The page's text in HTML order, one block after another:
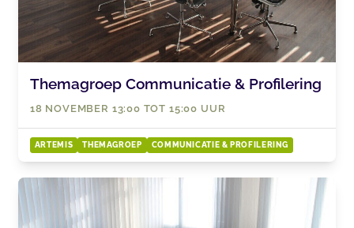
Themagroep Communicatie & Profilering
18 NOVEMBER 13:00 TOT 15:00 UUR
ARTEMIS THEMAGROEP COMMUNICATIE & PROFILERING